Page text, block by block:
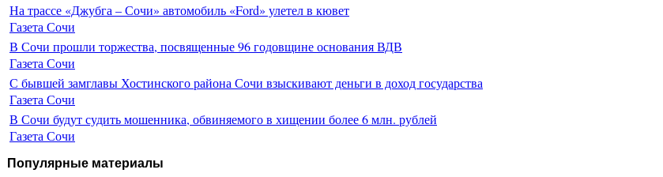
На трассе «Джубга – Сочи» автомобиль «Ford» улетел в кювет
Газета Сочи
В Сочи прошли торжества, посвященные 96 годовщине основания ВДВ
Газета Сочи
С бывшей замглавы Хостинского района Сочи взыскивают деньги в доход государства
Газета Сочи
В Сочи будут судить мошенника, обвиняемого в хищении более 6 млн. рублей
Газета Сочи
Популярные материалы